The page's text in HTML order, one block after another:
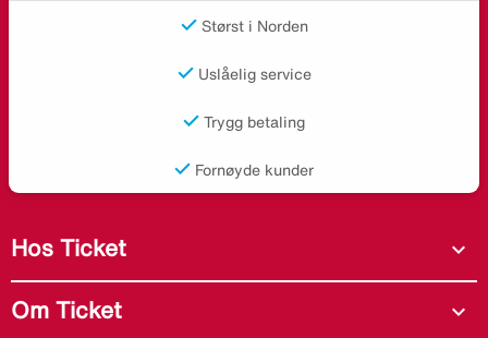
Størst i Norden
Uslåelig service
Trygg betaling
Fornøyde kunder
Hos Ticket expand_more
Om Ticket expand_more